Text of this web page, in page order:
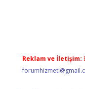
Reklam ve İletişim: